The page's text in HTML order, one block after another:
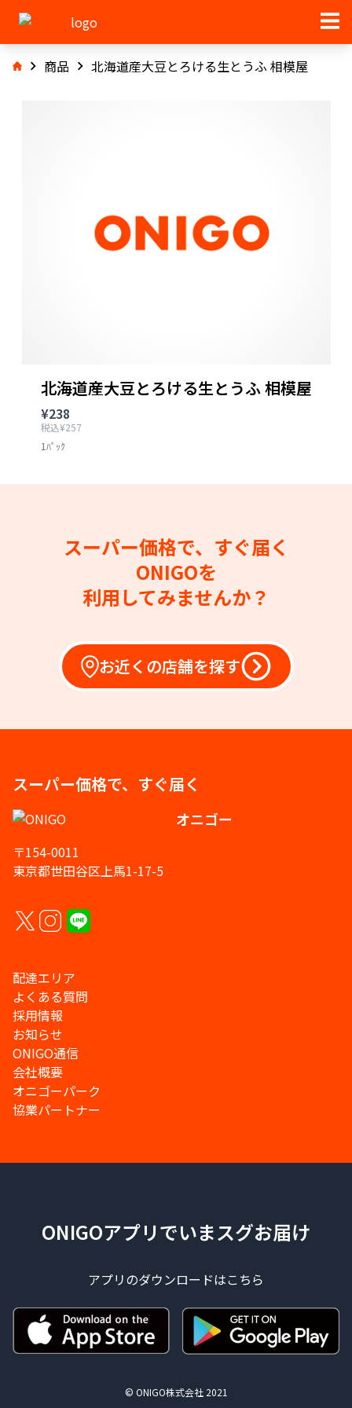
商品 北海道産大豆とろける生とうふ 相模屋
北海道産大豆とろける生とうふ 相模屋
¥238
税込¥257
1ﾊﾟｯｸ
スーパー価格で、すぐ届く
ONIGOを
利用してみませんか？
お近くの店舗を探す
スーパー価格で、すぐ届く
オニゴー
〒154-0011
東京都世田谷区上馬1-17-5
配達エリア
よくある質問
採用情報
お知らせ
ONIGO通信
会社概要
オニゴーパーク
協業パートナー
ONIGOアプリでいまスグお届け
アプリのダウンロードはこちら
© ONIGO株式会社 2021